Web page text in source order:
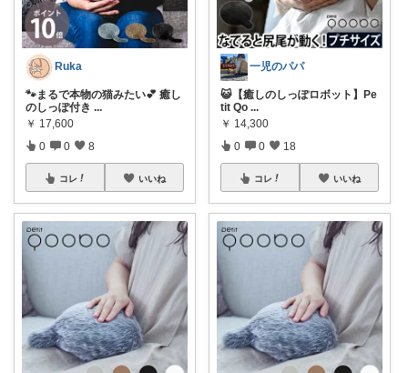
Ruka
🐾まるで本物の猫みたい💕 癒し
のしっぽ付き ...
￥ 17,600
0 0 8
コレ いいね
一児のパパ
😺【癒しのしっぽロボット】Pe
tit Qo ...
￥ 14,300
0 0 18
コレ いいね